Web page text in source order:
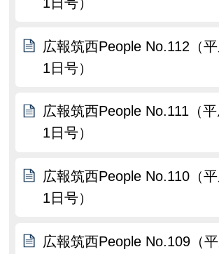
広報筑西People No.112（
1日号）
広報筑西People No.111（
1日号）
広報筑西People No.110（
1日号）
広報筑西People No.109（